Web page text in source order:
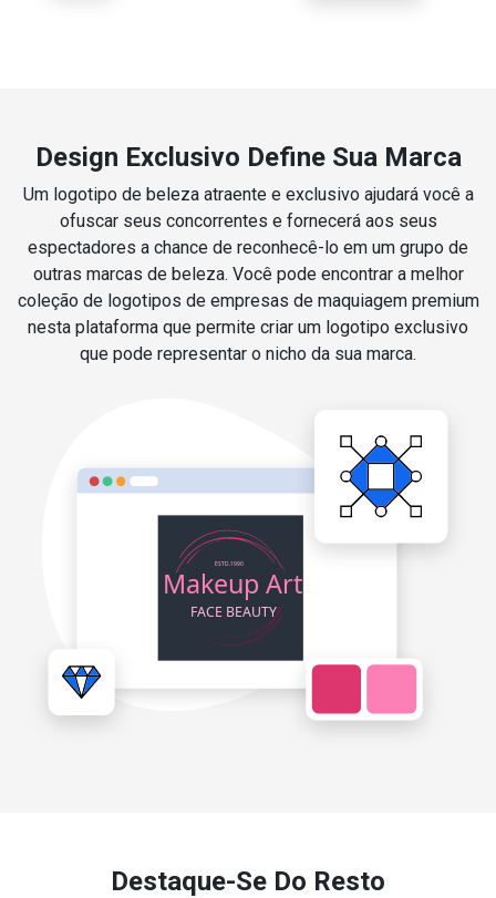
Design Exclusivo Define Sua Marca
Um logotipo de beleza atraente e exclusivo ajudará você a
ofuscar seus concorrentes e fornecerá aos seus
espectadores a chance de reconhecê-lo em um grupo de
outras marcas de beleza. Você pode encontrar a melhor
coleção de logotipos de empresas de maquiagem premium
nesta plataforma que permite criar um logotipo exclusivo
que pode representar o nicho da sua marca.
Destaque-Se Do Resto